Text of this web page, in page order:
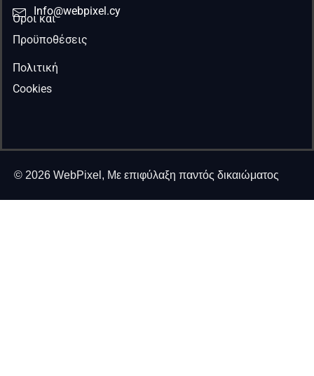
Όροι και
Προϋποθέσεις
Πολιτική
Cookies
Info@webpixel.cy
© 2026 WebPixel, Με επιφύλαξη παντός δικαιώματος